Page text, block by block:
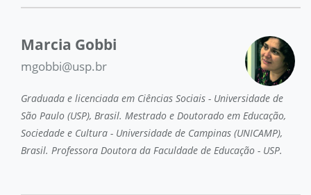
Marcia Gobbi
mgobbi@usp.br
Graduada e licenciada em Ciências Sociais - Universidade de
São Paulo (USP), Brasil. Mestrado e Doutorado em Educação,
Sociedade e Cultura - Universidade de Campinas (UNICAMP),
Brasil. Professora Doutora da Faculdade de Educação - USP.